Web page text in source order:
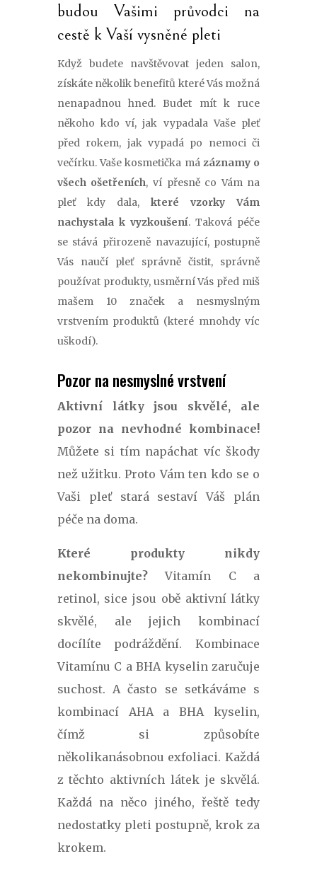
budou Vašimi průvodci na
cestě k Vaší vysněné pleti
Když budete navštěvovat jeden salon,
získáte několik benefitů které Vás možná
nenapadnou hned. Budet mít k ruce
někoho kdo ví, jak vypadala Vaše pleť
před rokem, jak vypadá po nemoci či
večírku. Vaše kosmetička mázáznamy o
všech ošetřeních, ví přesně co Vám na
pleť kdy dala,které vzorky Vám
nachystala k vyzkoušení. Taková péče
se stává přirozeně navazující, postupně
Vás naučí pleť správně čistit, správně
používat produkty, usměrní Vás před miš
mašem 10 značek a nesmyslným
vrstvením produktů (které mnohdy víc
uškodí).
Pozor na nesmyslné vrstvení
Aktivní látky jsou skvělé, ale
pozor na nevhodné kombinace!
Můžete si tím napáchat víc škody
než užitku. Proto Vám ten kdo se o
Vaši pleť stará sestaví Váš plán
péče na doma.
Které produkty nikdy
nekombinujte?Vitamín C a
retinol, sice jsou obě aktivní látky
skvělé, ale jejich kombinací
docílíte podráždění. Kombinace
Vitamínu C a BHA kyselin zaručuje
suchost. A často se setkáváme s
kombinací AHA a BHA kyselin,
čímž si způsobíte
několikanásobnou exfoliaci. Každá
z těchto aktivních látek je skvělá.
Každá na něco jiného, řeště tedy
nedostatky pleti postupně, krok za
krokem.